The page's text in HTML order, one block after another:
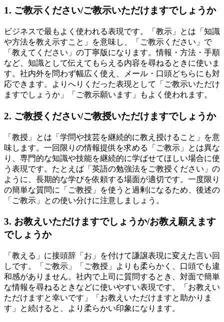
1. ご教示ください/ご教示いただけますでしょうか
ビジネスで最もよく使われる表現です。「教示」とは「知識
や方法を教え示すこと」を意味し、「ご教示ください」で
「教えてください」の丁寧版になります。情報・方法・手順
など、知識として伝えてもらえる内容を尋ねるときに使いま
す。社内外を問わず幅広く使え、メール・口頭どちらにも対
応できます。よりへりくだった表現として「ご教示いただけ
ますでしょうか」「ご教示願います」もよく使われます。
2. ご教授ください/ご教授いただけますでしょうか
「教授」とは「学問や技芸を継続的に教え授けること」を意
味します。一回限りの情報提供を求める「ご教示」とは異な
り、専門的な知識や技能を継続的に学ばせてほしい場合に使
う表現です。たとえば「英語の勉強法をご教授ください」の
ように、長期的な学びを依頼する場面が適切です。一度限り
の簡単な質問に「ご教授」を使うと過剰になるため、後述の
「ご教示」との使い分けに注意しましょう。
3. お教えいただけますでしょうか/お教え願えます
でしょうか
「教える」に接頭辞「お」を付けて謙譲表現に変えた言い回
しです。「ご教示」「ご教授」よりも柔らかく、口頭でも違
和感がありません。社内で上司に質問するとき、対面で簡単
な情報を尋ねるときなどに使いやすい表現です。「お教えい
ただけますと幸いです」「お教えいただけますと助かりま
す」と続けると、より柔らかい印象になります。